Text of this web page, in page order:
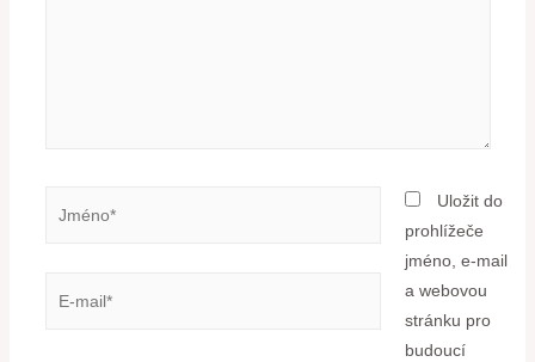
Uložit do
prohlížeče
jméno, e-mail
a webovou
stránku pro
budoucí